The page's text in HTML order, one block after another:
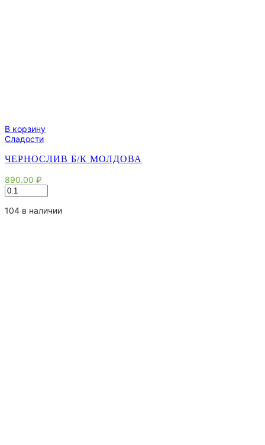
В корзину
Сладости
ЧЕРНОСЛИВ Б/К МОЛДОВА
890.00 ₽
Количество
товара
Чернослив
104 в наличии